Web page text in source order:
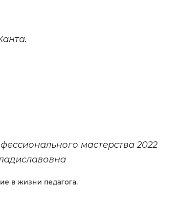
мастерства 2022
в жизни педагога.